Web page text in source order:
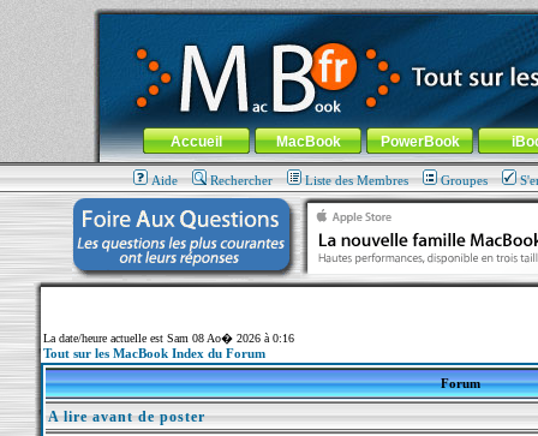
MacBook-fr.com : 100% Apple... 100% nomade !
Aller au contenu-Aller au menu général-Aller au menu de
Menu général
Accueil MacBook PowerBook
Aide Rechercher Liste des Membres Groupes
La date/heure actuelle est Sam 08 Ao� 2026 à 0:16
Tout sur les MacBook Index du Forum
Forum
A lire avant de poster